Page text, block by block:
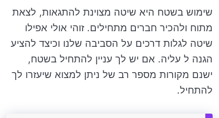
שימוש בשטח היא שיטה מצוינת להתגאות, לצאת
מתוח ולהכיר חברים מתחילים. זוהי אולי אפילו
שיטה לגלות דרכים על הסביבה שלנו וכיצד להציע
הגנה ל עליה. אם יש לך עניין להתחיל בשטח,
ישנם מקורות מספר רב של ניתן למצוא שיעזרו לך
להתחיל.